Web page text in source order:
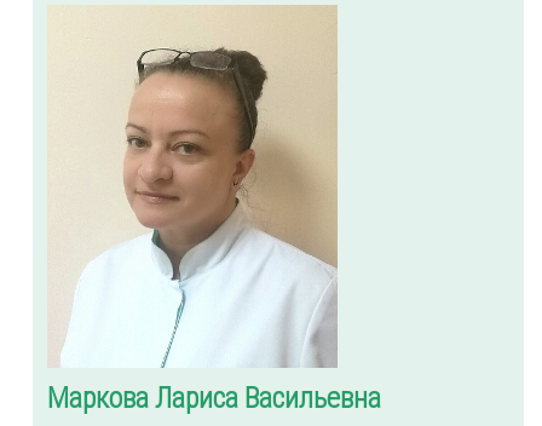
Маркова Лариса Васильевна